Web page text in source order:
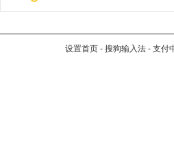
设置首页 - 搜狗输入法 - 支付